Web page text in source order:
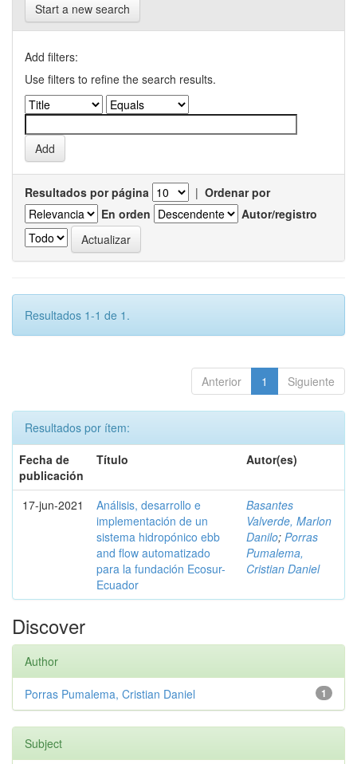
Start a new search
Add filters:
Use filters to refine the search results.
Resultados por página | Ordenar por
En orden
Autor/registro
Resultados 1-1 de 1.
Anterior 1 Siguiente
Resultados por ítem:
Fecha de
publicación
Título Autor(es)
17-jun-2021
Análisis, desarrollo e
implementación de un
sistema hidropónico ebb
and flow automatizado
para la fundación Ecosur-
Ecuador
Basantes
Valverde, Marlon
Danilo; Porras
Pumalema,
Cristian Daniel
Discover
Author
1
Porras Pumalema, Cristian Daniel
Subject